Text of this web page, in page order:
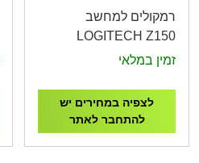
רמקולים למחשב
LOGITECH Z150
BLACK
זמין במלאי
לצפיה במחירים יש
להתחבר לאתר